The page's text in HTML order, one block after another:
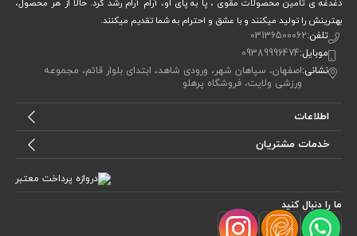
دغدغه ی تامین محصولات مقوی ، پا به پای او، آرام آرام رشد کرد. حالا از هر محصول،
بهترینش را تولید میکنند و با عشق و احترام به شما تقدیم میکنند.
تلفن:03136500062
موبایل:09389996474
نشانی:اصفهان، سپاهان شهر، ورودی شاهد، ابتدای بلوار قائم، مجموعه
ورزشی ولایت، فروشگاه پرهلو
اطلاعات
خدمات مشتریان
ما را دنبال کنید